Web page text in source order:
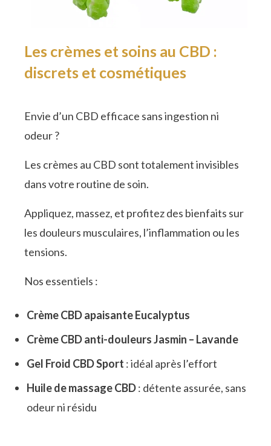
Les crèmes et soins au CBD :
discrets et cosmétiques
Envie d’un CBD efficace sans ingestion ni
odeur ?
Les crèmes au CBD sont totalement invisibles
dans votre routine de soin.
Appliquez, massez, et profitez des bienfaits sur
les douleurs musculaires, l’inflammation ou les
tensions.
Nos essentiels :
Crème CBD apaisante Eucalyptus
Crème CBD anti-douleurs Jasmin – Lavande
Gel Froid CBD Sport : idéal après l’effort
Huile de massage CBD: détente assurée, sans
odeur ni résidu